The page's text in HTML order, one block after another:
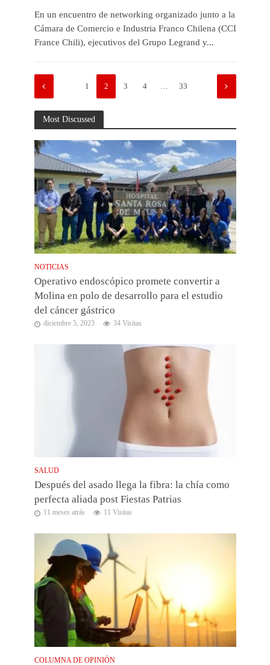
En un encuentro de networking organizado junto a la
Cámara de Comercio e Industria Franco Chilena (CCI
France Chili), ejecutivos del Grupo Legrand y...
1 2 3 4 … 33
Most Discussed
NOTICIAS
Operativo endoscópico promete convertir a
Molina en polo de desarrollo para el estudio
del cáncer gástrico
diciembre 5, 2023 34 Visitas
SALUD
Después del asado llega la fibra: la chía como
perfecta aliada post Fiestas Patrias
11 meses atrás 11 Visitas
COLUMNA DE OPINIÓN